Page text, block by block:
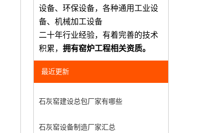
设备、环保设备，各种通用工业设
备、机械加工设备
二十年行业经验，有着完善的技术
积累， 拥有窑炉工程相关资质。
最近更新
石灰窑建设总包厂家有哪些
石灰窑设备制造厂家汇总